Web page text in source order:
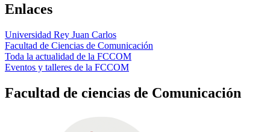
Enlaces
Universidad Rey Juan Carlos
Facultad de Ciencias de Comunicación
Toda la actualidad de la FCCOM
Eventos y talleres de la FCCOM
Facultad de ciencias de Comunicación